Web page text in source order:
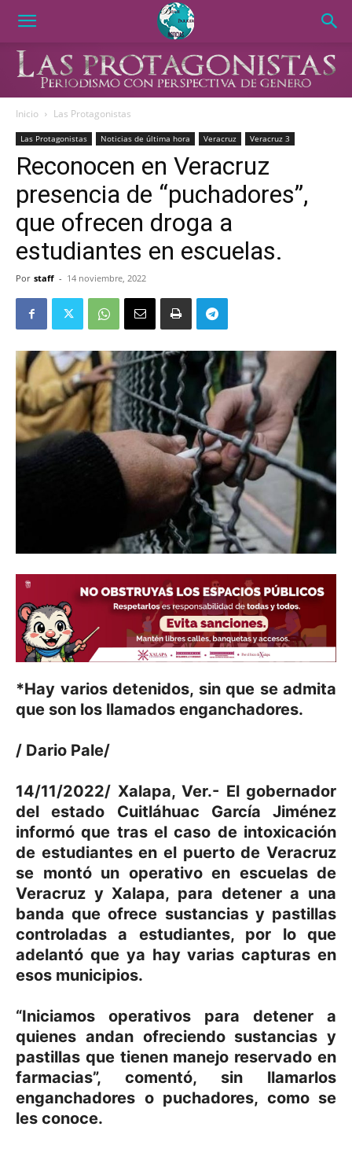
Inicio Las Protagonistas
Las Protagonistas Noticias de última hora Veracruz Veracruz 3
Reconocen en Veracruz
presencia de “puchadores”,
que ofrecen droga a
estudiantes en escuelas.
Por staff - 14 noviembre, 2022
*Hay varios detenidos, sin que se admita
que son los llamados enganchadores.
/ Dario Pale/
14/11/2022/ Xalapa, Ver.- El gobernador
del estado Cuitláhuac García Jiménez
informó que tras el caso de intoxicación
de estudiantes en el puerto de Veracruz
se montó un operativo en escuelas de
Veracruz y Xalapa, para detener a una
banda que ofrece sustancias y pastillas
controladas a estudiantes, por lo que
adelantó que ya hay varias capturas en
esos municipios.
“Iniciamos operativos para detener a
quienes andan ofreciendo sustancias y
pastillas que tienen manejo reservado en
farmacias”, comentó, sin llamarlos
enganchadores o puchadores, como se
les conoce.